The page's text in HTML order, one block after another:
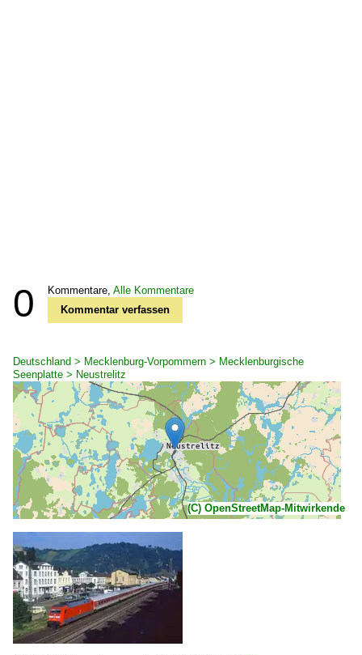
0 Kommentare, Alle Kommentare
Kommentar verfassen
Deutschland > Mecklenburg-Vorpommern > Mecklenburgische
Seenplatte > Neustrelitz
(C) OpenStreetMap-Mitwirkende